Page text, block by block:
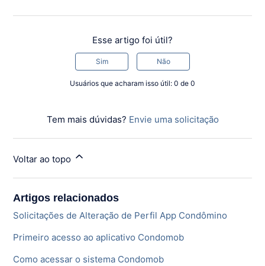
Esse artigo foi útil?
Sim Não
Usuários que acharam isso útil: 0 de 0
Tem mais dúvidas? Envie uma solicitação
Voltar ao topo
Artigos relacionados
Solicitações de Alteração de Perfil App Condômino
Primeiro acesso ao aplicativo Condomob
Como acessar o sistema Condomob